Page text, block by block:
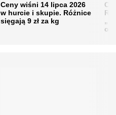
Ceny wiśni 14 lipca 2026
w hurcie i skupie. Różnice
sięgają 9 zł za kg